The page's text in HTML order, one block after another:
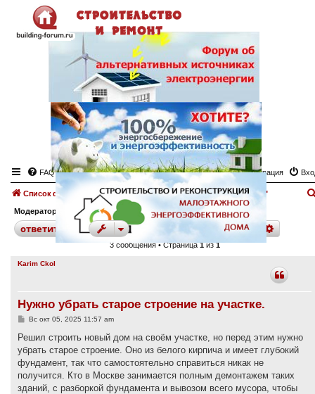
FAQ Регистрация
Список форумов Фундамент, закладка фундамента Форум "Фундамент"
Модератор: angeltash
ответить поиск
3 сообщения • Страница1из1
Karim Ckol
Нужно убрать старое строение на участке.
С
о
щ
е
н
и
е
Вс окт 05, 2025 11:57 am
Решил строить новый дом на своём участке, но перед этим нужно
убрать старое строение. Оно из белого кирпича и имеет глубокий
фундамент, так что самостоятельно справиться никак не
получится. Кто в Москве занимается полным демонтажем таких
зданий, с разборкой фундамента и вывозом всего мусора, чтобы